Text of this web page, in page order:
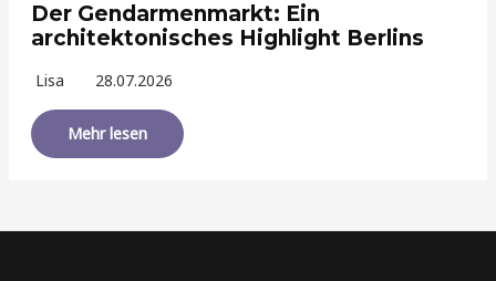
Der Gendarmenmarkt: Ein
architektonisches Highlight Berlins
Lisa 28.07.2026
Mehr lesen